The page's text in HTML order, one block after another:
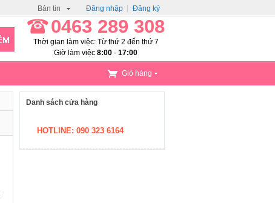
Đăng nhập Đăng ký
Bản tin
0463 289 308
Thời gian làm việc: Từ thứ 2 đến thứ 7
Giờ làm việc 8:00 - 17:00
Giỏ hàng
Danh sách cửa hàng
HOTLINE: 090 323 6164